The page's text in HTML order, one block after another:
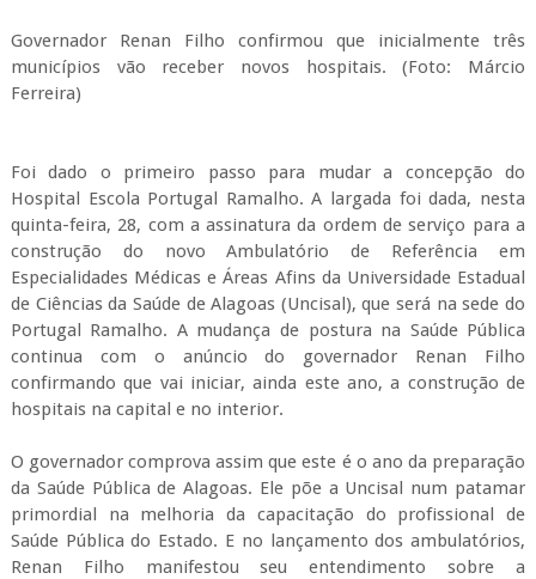
Governador Renan Filho confirmou que inicialmente três
municípios vão receber novos hospitais. (Foto: Márcio
Ferreira)
Foi dado o primeiro passo para mudar a concepção do
Hospital Escola Portugal Ramalho. A largada foi dada, nesta
quinta-feira, 28, com a assinatura da ordem de serviço para a
construção do novo Ambulatório de Referência em
Especialidades Médicas e Áreas Afins da Universidade Estadual
de Ciências da Saúde de Alagoas (Uncisal), que será na sede do
Portugal Ramalho. A mudança de postura na Saúde Pública
continua com o anúncio do governador Renan Filho
confirmando que vai iniciar, ainda este ano, a construção de
hospitais na capital e no interior.
O governador comprova assim que este é o ano da preparação
da Saúde Pública de Alagoas. Ele põe a Uncisal num patamar
primordial na melhoria da capacitação do profissional de
Saúde Pública do Estado. E no lançamento dos ambulatórios,
Renan Filho manifestou seu entendimento sobre a